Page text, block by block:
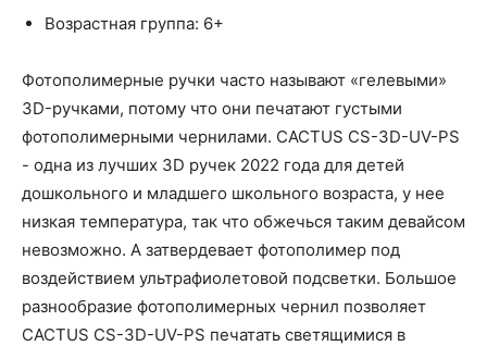
Возрастная группа: 6+
Фотополимерные ручки часто называют «гелевыми»
3D-ручками, потому что они печатают густыми
фотополимерными чернилами. CACTUS CS-3D-UV-PS
- одна из лучших 3D ручек 2022 года для детей
дошкольного и младшего школьного возраста, у нее
низкая температура, так что обжечься таким девайсом
невозможно. А затвердевает фотополимер под
воздействием ультрафиолетовой подсветки. Большое
разнообразие фотополимерных чернил позволяет
CACTUS CS-3D-UV-PS печатать светящимися в